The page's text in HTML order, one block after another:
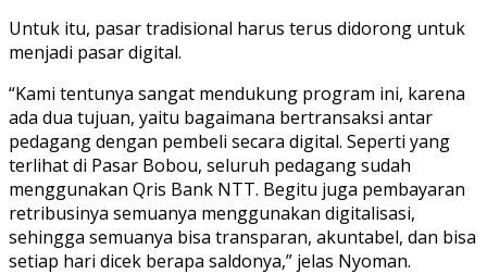
Untuk itu, pasar tradisional harus terus didorong untuk
menjadi pasar digital.
“Kami tentunya sangat mendukung program ini, karena
ada dua tujuan, yaitu bagaimana bertransaksi antar
pedagang dengan pembeli secara digital. Seperti yang
terlihat di Pasar Bobou, seluruh pedagang sudah
menggunakan Qris Bank NTT. Begitu juga pembayaran
retribusinya semuanya menggunakan digitalisasi,
sehingga semuanya bisa transparan, akuntabel, dan bisa
setiap hari dicek berapa saldonya,” jelas Nyoman.